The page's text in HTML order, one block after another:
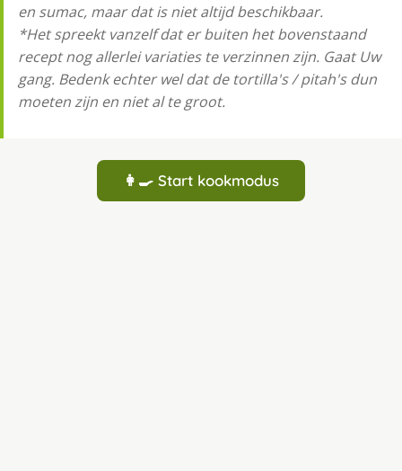
en sumac, maar dat is niet altijd beschikbaar.
*Het spreekt vanzelf dat er buiten het bovenstaand
recept nog allerlei variaties te verzinnen zijn. Gaat Uw
gang. Bedenk echter wel dat de tortilla's / pitah's dun
moeten zijn en niet al te groot.
👩‍🍳 Start kookmodus